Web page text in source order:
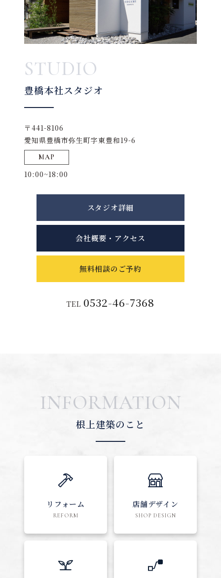
STUDIO
豊橋本社スタジオ
〒441-8106
愛知県豊橋市弥生町字東豊和19-6
MAP
10:00~18:00
スタジオ詳細
会社概要・アクセス
無料相談のご予約
TEL 0532-46-7368
INFORMATION
根上建築のこと
リフォーム
REFORM
店舗デザイン
SHOP DESIGN